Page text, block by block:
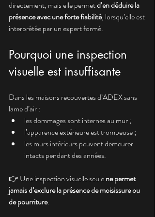
directement, mais elle permet d’en déduire la
présence avec une forte fiabilité, lorsqu’elle est
interprétée par un expert formé.
Pourquoi une inspection
visuelle est insuffisante
Dans les maisons recouvertes d’ADEX sans
lame d’air :
les dommages sont internes au mur ;
l’apparence extérieure est trompeuse ;
les murs intérieurs peuvent demeurer
intacts pendant des années.
👉 Une inspection visuelle seule ne permet
jamais d’exclure la présence de moisissure ou
de pourriture.